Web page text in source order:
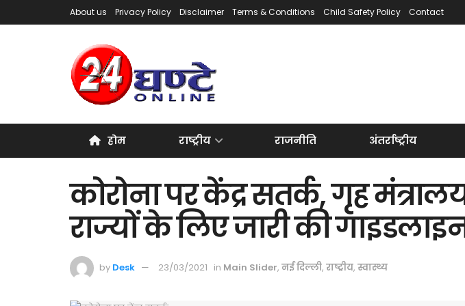
About us Privacy Policy Disclaimer Terms & Conditions Child Safety Policy Contact
होम राष्ट्रीय राजनीति अंतर्राष्ट्रीय
कोरोना पर केंद्र सतर्क, गृह
राज्यों के लिए जारी की
by Desk 23/03/2021 in Main Slider, नई दिल्ली, राष्ट्रीय, स्वास्थ्य